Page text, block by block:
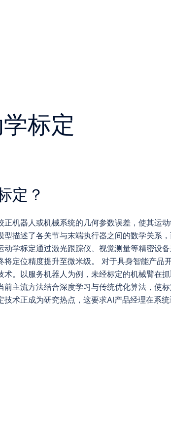
标定
定？
正机器人或机械系统的几何参数误差，使其运
型描述了各关节与末端执行器之间的数学关系
动学标定通过激光跟踪仪、视觉测量等精密设
将定位精度提升至微米级。 对于具身智能产品
术。以服务机器人为例，未经标定的机械臂在
前主流方法结合深度学习与传统优化算法，使
术正成为研究热点，这要求AI产品经理在系统